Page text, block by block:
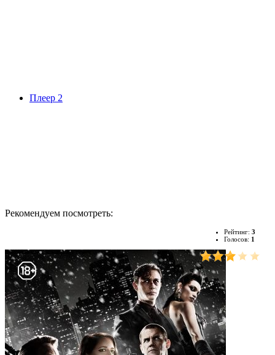
Плеер 2
Рекомендуем посмотреть:
Рейтинг: 3
Голосов: 1